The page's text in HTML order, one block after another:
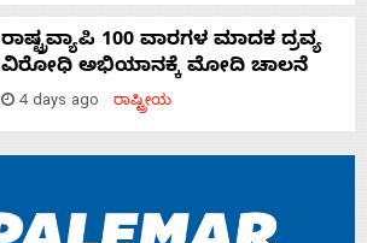
ರಾಷ್ಟ್ರವ್ಯಾಪಿ 100 ವಾರಗಳ ಮಾದಕ ದ್ರವ್ಯ
ವಿರೋಧಿ ಅಭಿಯಾನಕ್ಕೆ ಮೋದಿ ಚಾಲನೆ
4 days ago ರಾಷ್ಟ್ರೀಯ